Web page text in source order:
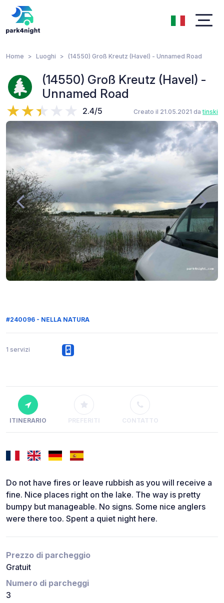
Home Luoghi (14550) Groß Kreutz (Havel) - Unnamed Road
(14550) Groß Kreutz (Havel) -
Unnamed Road
2.4/5 Creato il 21.05.2021 datinski
#240096 - NELLA NATURA
1 servizi
ITINERARIO PREFERITI CONTATTO
Do not have fires or leave rubbish as you will receive a
fine. Nice places right on the lake. The way is pretty
bumpy but manageable. No signs. Some nice anglers
were there too. Spent a quiet night here.
Prezzo di parcheggio
Gratuit
Numero di parcheggi
3